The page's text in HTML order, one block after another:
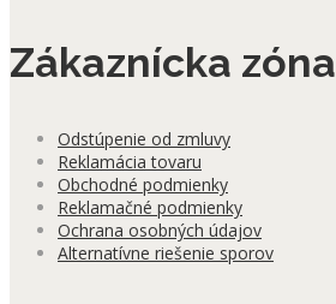
Zákaznícka zóna
Odstúpenie od zmluvy
Reklamácia tovaru
Obchodné podmienky
Reklamačné podmienky
Ochrana osobných údajov
Alternatívne riešenie sporov